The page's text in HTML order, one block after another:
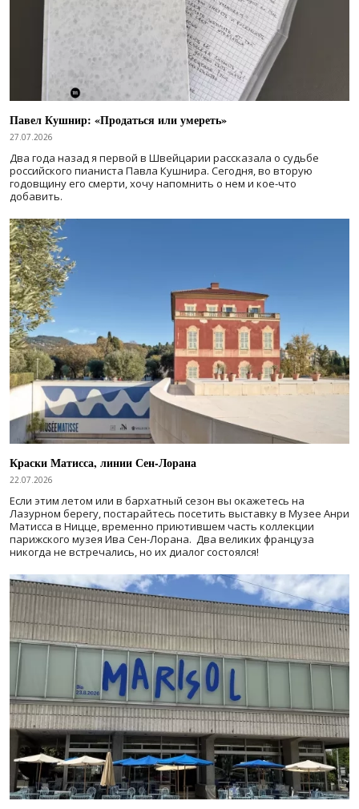
Павел Кушнир: «Продаться или умереть»
27.07.2026
Два года назад я первой в Швейцарии рассказала о судьбе
российского пианиста Павла Кушнира. Сегодня, во вторую
годовщину его смерти, хочу напомнить о нем и кое-что
добавить.
Краски Матисса, линии Сен-Лорана
22.07.2026
Если этим летом или в бархатный сезон вы окажетесь на
Лазурном берегу, постарайтесь посетить выставку в Музее Анри
Матисса в Ницце, временно приютившем часть коллекции
парижского музея Ива Сен-Лорана. Два великих француза
никогда не встречались, но их диалог состоялся!